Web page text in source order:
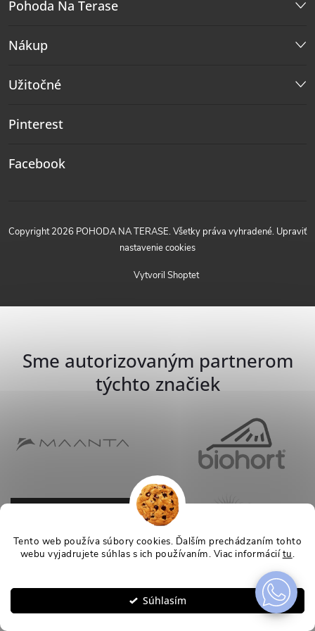
Tento web používa súbory cookies. Ďalším prechádzaním tohto
webu vyjadrujete súhlas s ich používaním. Viac informáciítu.
Súhlasím
Pohoda Na Terase
Nákup
Užitočné
Pinterest
Facebook
Vytvoril Shoptet
Copyright 2026 POHODA NA TERASE. Všetky práva vyhradené. Upraviť
nastavenie cookies
Sme autorizovaným partnerom
týchto značiek